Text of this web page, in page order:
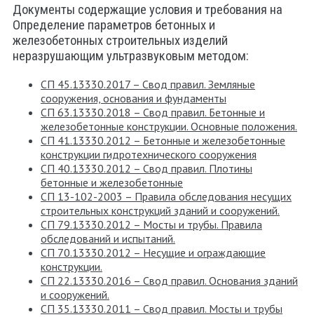
Документы содержащие условия и требования на
Определение параметров бетонных и
железобетонных строительных изделий
неразрушающим ультразвуковым методом:
СП 45.13330.2017 – Свод правил. Земляные
сооружения, основания и фундаменты
СП 63.13330.2018 – Свод правил. Бетонные и
железобетонные конструкции. Основные положения.
СП 41.13330.2012 – Бетонные и железобетонные
конструкции гидротехнического сооружения
СП 40.13330.2012 – Свод правил. Плотины
бетонные и железобетонные
СП 13-102-2003 – Правила обследования несущих
строительных конструкций зданий и сооружений.
СП 79.13330.2012 – Мосты и трубы. Правила
обследований и испытаний.
СП 70.13330.2012 – Несущие и ограждающие
конструкции.
СП 22.13330.2016 – Свод правил. Основания зданий
и сооружений.
СП 35.13330.2011 – Свод правил. Мосты и трубы